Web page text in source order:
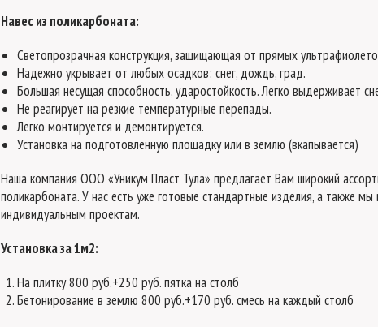
Навес из поликарбоната:
Светопрозрачная конструкция, защищающая от прямых
Надежно укрывает от любых осадков: снег, дождь, град.
Большая несущая способность, ударостойкость. Легко выдерживает
Не реагирует на резкие температурные перепады.
Легко монтируется и демонтируется.
Установка на подготовленную площадку или в землю (вкапывается)
Наша компания ООО «Уникум Пласт Тула» предлагает Вам широкий
поликарбоната. У нас есть уже готовые стандартные изделия, а также
индивидуальным проектам.
Установка за 1м2:
На плитку 800 руб.+250 руб. пятка на столб
Бетонирование в землю 800 руб.+170 руб. смесь на каждый столб